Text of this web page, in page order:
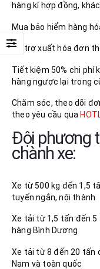
hàng kí hợp đồng,
Mua bảo hiểm hàng
Hỗ trợ xuất hóa đơn
Tiết kiệm 50% chi phí
hàng ngược lại trong
Chăm sóc, theo dõi
theo yêu cầu qua
Đội phương
chành xe:
Xe từ 500 kg đến 1,5
tuyến ngắn, nội thành
Xe tải từ 1,5 tấn đến
hàng Bình Dương
Xe tải từ 8 đến 20 tấn
Nam và toàn quốc